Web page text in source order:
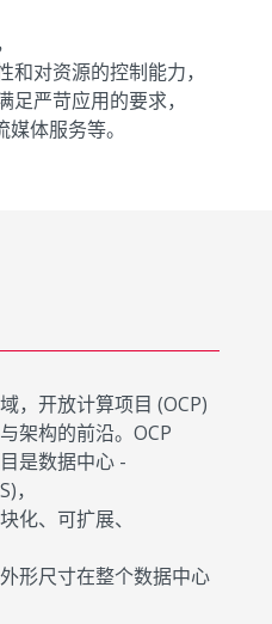
对资源的控制能力，
严苛应用的要求，
体服务等。
，开放计算项目 (OCP)
架构的前沿。OCP
是数据中心 -
，
化、可扩展、
形尺寸在整个数据中心